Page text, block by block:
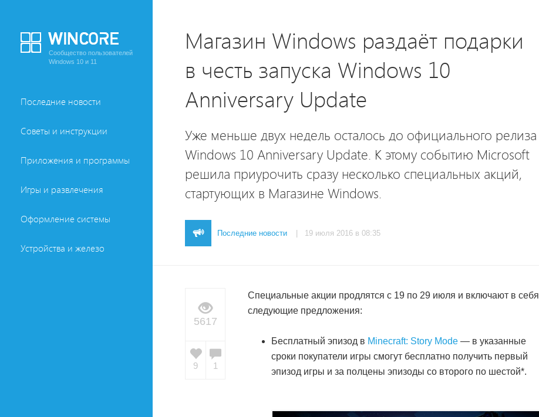
Сообщество пользователей
Windows 10 и 11
Последние новости
Советы и инструкции
Приложения и программы
Игры и развлечения
Оформление системы
Устройства и железо
Магазин Windows раздаёт подарки
в честь запуска Windows 10
Anniversary Update
Уже меньше двух недель осталось до официального релиза
Windows 10 Anniversary Update. К этому событию Microsoft
решила приурочить сразу несколько специальных акций,
стартующих в Магазине Windows.
Последние новости | 19 июля 2016 в 08:35
5617
9 1
Специальные акции продлятся с 19 по 29 июля и включают в себя
следующие предложения:
Бесплатный эпизод в Minecraft: Story Mode — в указанные
сроки покупатели игры смогут бесплатно получить первый
эпизод игры и за полцены эпизоды со второго по шестой*.